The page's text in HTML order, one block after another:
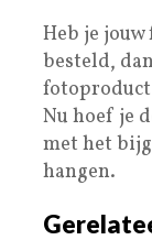
Heb je
besteld,
Nu hoef je
met het
hangen.